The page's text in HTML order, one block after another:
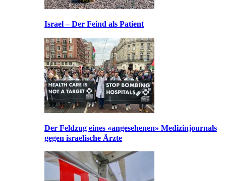
Israel – Der Feind als Patient
Der Feldzug eines «angesehenen» Medizinjournals
gegen israelische Ärzte